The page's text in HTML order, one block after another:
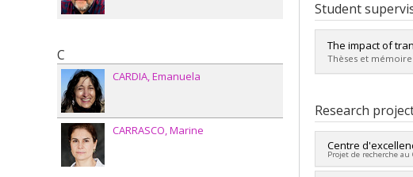
Student
The impact of
Thèses et
Cycle :Master's
Grade :M. Sc.
Lien vers le
Research
Centre
Projet de recherche
C
CARDIA Emanuela
CARRASCO Marine